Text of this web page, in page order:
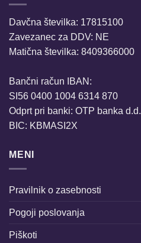
Davčna številka: 17815100
Zavezanec za DDV: NE
Matična številka: 8409366000
Bančni račun IBAN:
SI56 0400 1004 6314 870
Odprt pri banki: OTP banka d.d.
BIC: KBMASI2X
MENI
Pravilnik o zasebnosti
Pogoji poslovanja
Piškoti